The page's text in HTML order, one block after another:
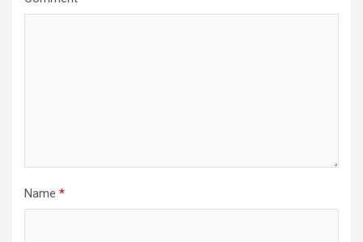
Name *